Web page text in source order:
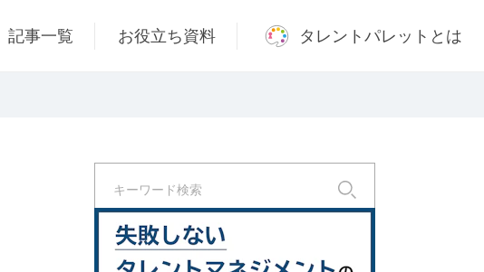
記事一覧 お役立ち資料 タレントパレットとは